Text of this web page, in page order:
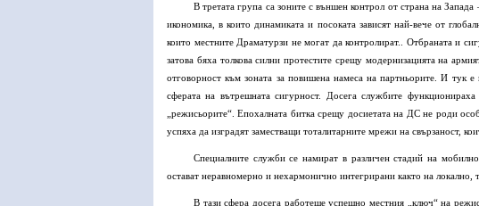
В третата група са зоните с външен контрол от страна на
икономика, в които динамиката и посоката зависят най-вече от
които местните Драматурзи не могат да контролират.. Отбраната и
затова бяха толкова силни протестите срещу модернизацията на
отговорност към зоната за повишена намеса на партньорите. И тук
сферата на вътрешната сигурност. Досега службите
„режисьорите“. Епохалната битка срещу досиетата на ДС не роди
успяха да изградят заместващи тоталитарните мрежи на свързаност,
Специалните служби се намират в различен стадий на
остават неравномерно и нехармонично интегрирани както на локално,
В тази сфера досега работеше успешно местния „ключ“ на